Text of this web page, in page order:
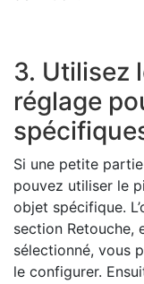
3. Utilisez
réglage
Si une petite
pouvez utiliser le
objet spécifique.
section Retouche,
sélectionné, vous
le configurer.